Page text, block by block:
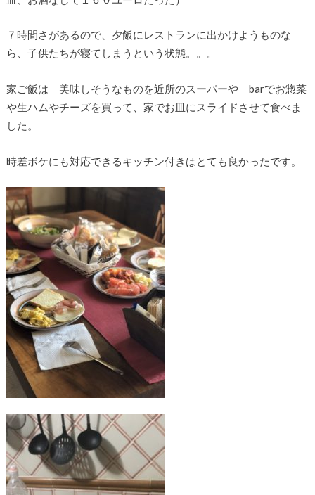
７時間さがあるので、夕飯にレストランに出かけようものな
ら、子供たちが寝てしまうという状態。。。
家ご飯は 美味しそうなものを近所のスーパーや barでお惣菜
や生ハムやチーズを買って、家でお皿にスライドさせて食べま
した。
時差ボケにも対応できるキッチン付きはとても良かったです。